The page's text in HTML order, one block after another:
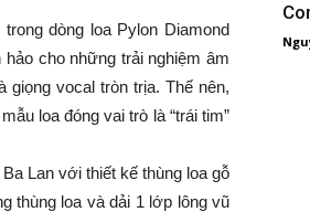
dòng loa Pylon Diamond
cho những trải nghiệm âm
giọng vocal tròn trịa. Thế nên,
loa đóng vai trò là “trái tim”
Lan với thiết kế thùng loa gỗ
thùng loa và dải 1 lớp lông vũ